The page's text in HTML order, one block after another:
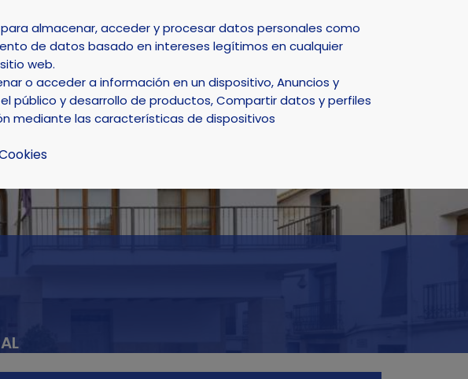
Select Language
LA NUCÍA DEPORTE NATURALEZA SMART CITY
almacenar, acceder y procesar datos personales como
de datos basado en intereses legítimos en cualquier
web.
o acceder a información en un dispositivo, Anuncios y
público y desarrollo de productos, Compartir datos y perfiles
mediante las características de dispositivos